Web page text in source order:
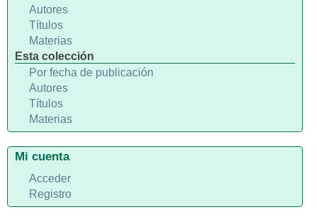
Autores
Títulos
Materias
Esta colección
Por fecha de publicación
Autores
Títulos
Materias
Mi cuenta
Acceder
Registro